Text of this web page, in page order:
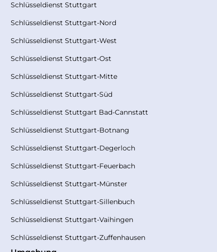
Schlüsseldienst Stuttgart
Schlüsseldienst Stuttgart-Nord
Schlüsseldienst Stuttgart-West
Schlüsseldienst Stuttgart-Ost
Schlüsseldienst Stuttgart-Mitte
Schlüsseldienst Stuttgart-Süd
Schlüsseldienst Stuttgart Bad-Cannstatt
Schlüsseldienst Stuttgart-Botnang
Schlüsseldienst Stuttgart-Degerloch
Schlüsseldienst Stuttgart-Feuerbach
Schlüsseldienst Stuttgart-Münster
Schlüsseldienst Stuttgart-Sillenbuch
Schlüsseldienst Stuttgart-Vaihingen
Schlüsseldienst Stuttgart-Zuffenhausen